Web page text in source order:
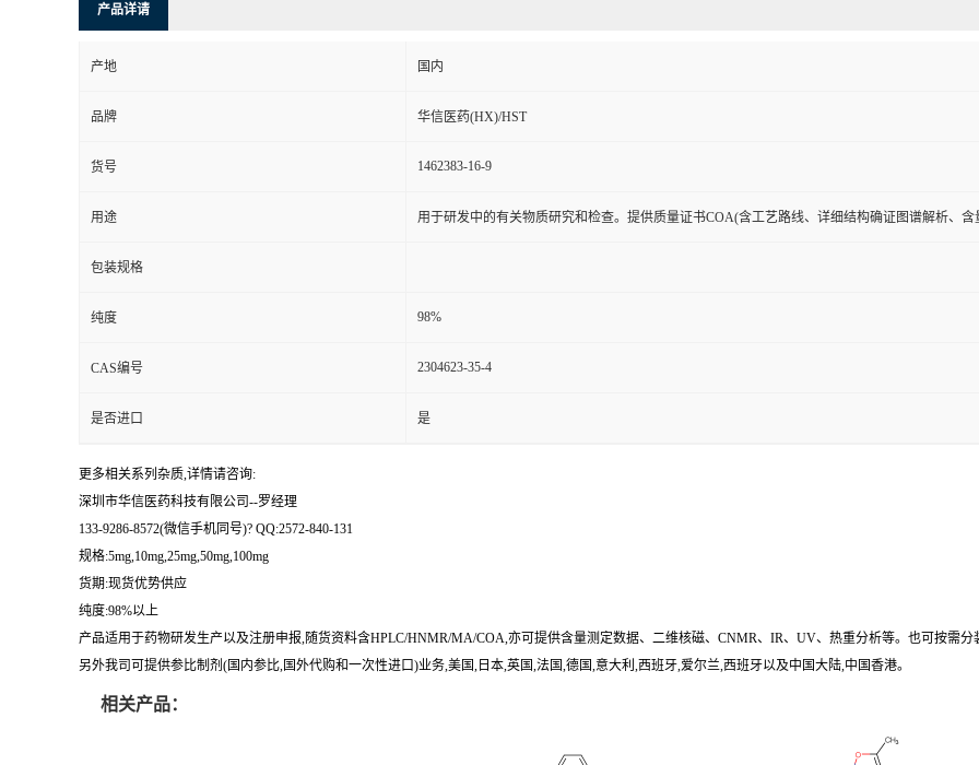
产品详请
产地 国内
品牌 华信医药(HX)/HST
货号 1462383-16-9
用途 用于研发中的有关物质研究和检查。提供质量证书COA(含工艺路线、详细结构确证图谱解析、含
包装规格
纯度 98%
CAS编号 2304623-35-4
是否进口 是
更多相关系列杂质,详情请咨询:
深圳市华信医药科技有限公司--罗经理
133-9286-8572(微信手机同号)? QQ:2572-840-131
规格:5mg,10mg,25mg,50mg,100mg
货期:现货优势供应
纯度:98%以上
产品适用于药物研发生产以及注册申报,随货资料含HPLC/HNMR/MA/COA,亦可提供含量测定数据、二维核磁、CNMR、IR、UV、热重分析等。也可按需分
另外我司可提供参比制剂(国内参比,国外代购和一次性进口)业务,美国,日本,英国,法国,德国,意大利,西班牙,爱尔兰,西班牙以及中国大陆,中国香港。
相关产品：